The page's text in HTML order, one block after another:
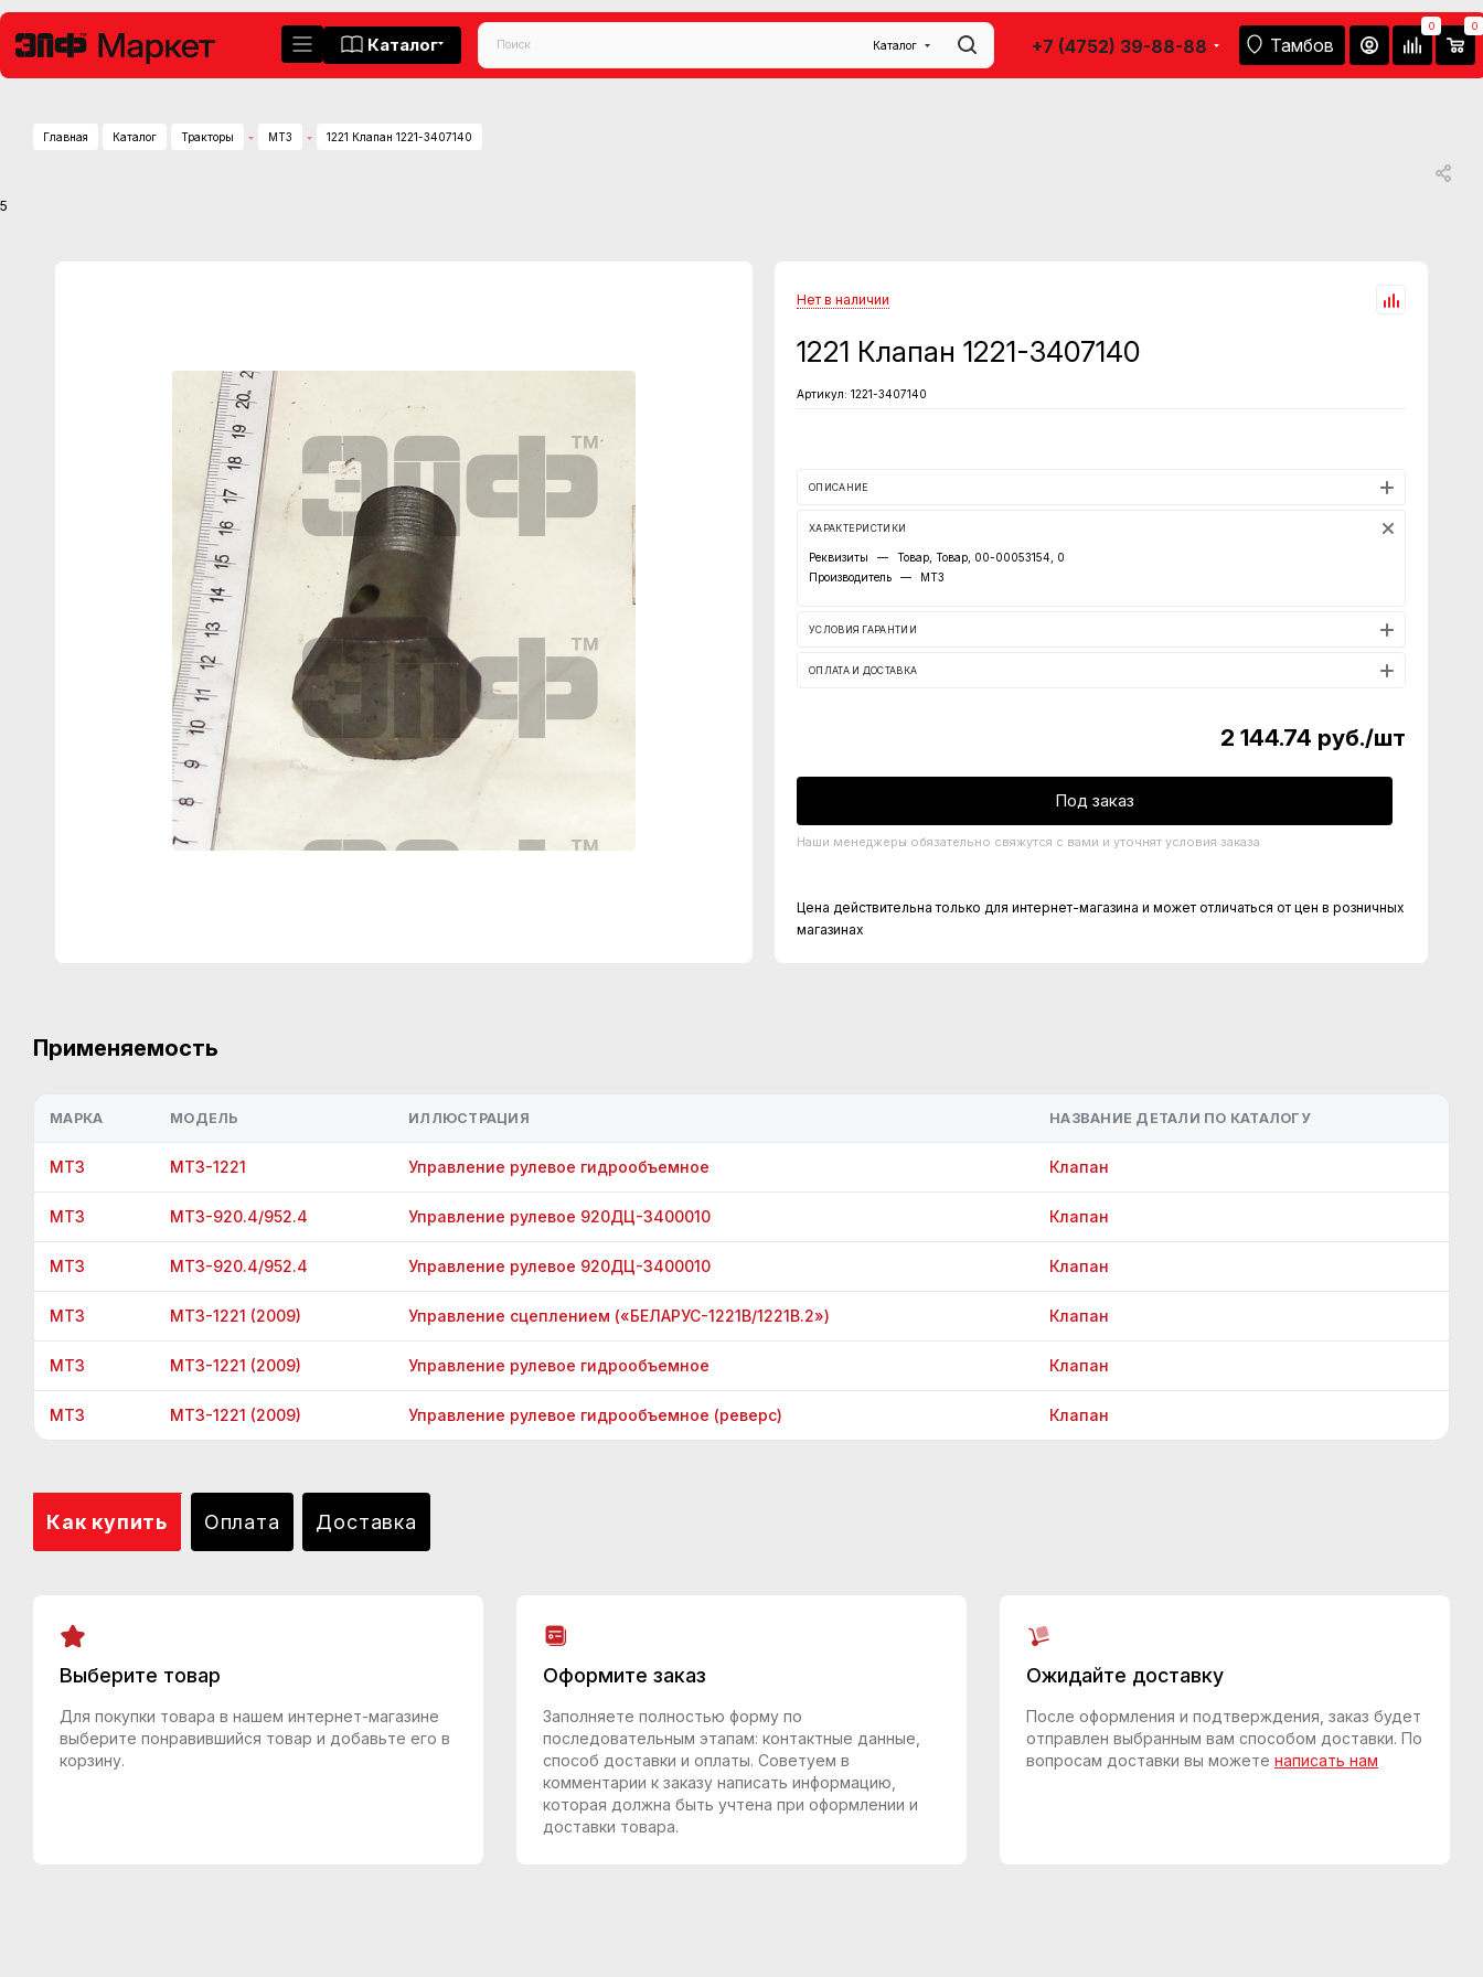
Каталог Каталог +7 (4752) 39-88-88 Тамбов
0 0
Главная Каталог Тракторы МТЗ 1221 Клапан 1221-3407140
5
Нет в наличии
1221 Клапан 1221-3407140
Артикул: 1221-3407140
ОПИСАНИЕ
ХАРАКТЕРИСТИКИ
Реквизиты —
Товар, Товар, 00-00053154, 0
Производитель
— МТЗ
УСЛОВИЯ ГАРАНТИИ
ОПЛАТА И ДОСТАВКА
2 144.74 руб./шт
Под заказ
Наши менеджеры обязательно свяжутся с вами и уточнят условия заказа
Цена действительна только для интернет-магазина и может отличаться от цен в розничных
магазинах
Применяемость
МАРКА МОДЕЛЬ ИЛЛЮСТРАЦИЯ НАЗВАНИЕ ДЕТАЛИ ПО КАТАЛОГУ
МТЗ МТЗ-1221 Управление рулевое гидрообъемное Клапан
МТЗ МТЗ-920.4/952.4 Управление рулевое 920ДЦ-3400010 Клапан
МТЗ МТЗ-920.4/952.4 Управление рулевое 920ДЦ-3400010 Клапан
МТЗ МТЗ-1221 (2009) Управление сцеплением («БЕЛАРУС-1221В/1221В.2») Клапан
МТЗ МТЗ-1221 (2009) Управление рулевое гидрообъемное Клапан
МТЗ МТЗ-1221 (2009) Управление рулевое гидрообъемное (реверс) Клапан
Как купить Оплата Доставка
Выберите товар
Для покупки товара в нашем интернет-магазине
выберите понравившийся товар и добавьте его в
корзину.
Оформите заказ
Заполняете полностью форму по
последовательным этапам: контактные данные,
способ доставки и оплаты. Советуем в
комментарии к заказу написать информацию,
которая должна быть учтена при оформлении и
доставки товара.
Ожидайте доставку
После оформления и подтверждения, заказ будет
отправлен выбранным вам способом доставки. По
вопросам доставки вы можете написать нам